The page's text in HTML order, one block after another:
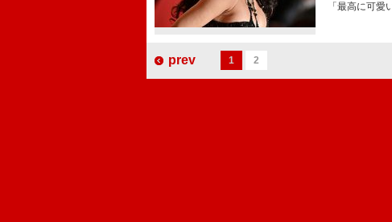
「最高に可
prev 1 2